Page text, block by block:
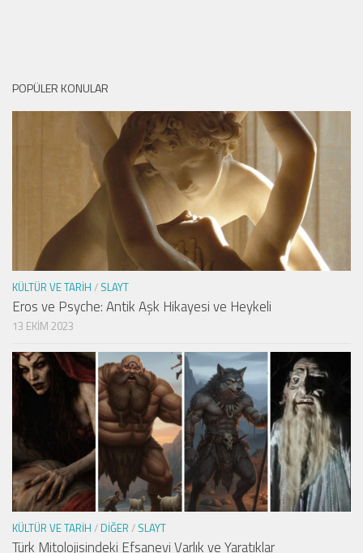
POPÜLER KONULAR
KÜLTÜR VE TARIH / SLAYT
Eros ve Psyche: Antik Aşk Hikayesi ve Heykeli
13 EKIM 2023
KÜLTÜR VE TARIH / DIĞER / SLAYT
Türk Mitolojisindeki Efsanevi Varlık ve Yaratıklar